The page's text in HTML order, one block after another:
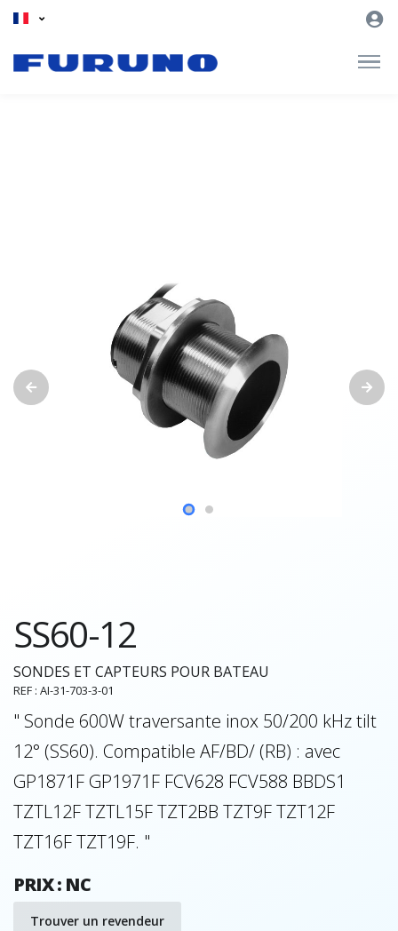
SS60-12
SONDES ET CAPTEURS POUR BATEAU
REF : AI-31-703-3-01
" Sonde 600W traversante inox 50/200 kHz tilt
12° (SS60). Compatible AF/BD/ (RB) : avec
GP1871F GP1971F FCV628 FCV588 BBDS1
TZTL12F TZTL15F TZT2BB TZT9F TZT12F
TZT16F TZT19F. "
PRIX : NC
Trouver un revendeur